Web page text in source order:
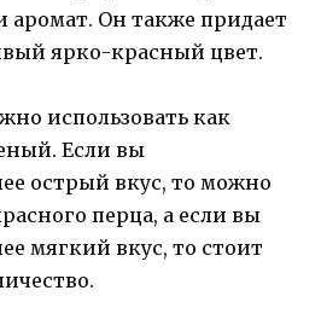
аромат. Он также придает
ярко-красный цвет.
использовать как
Если вы
острый вкус, то можно
перца, а если вы
мягкий вкус, то стоит